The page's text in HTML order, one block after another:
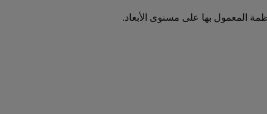
المعمول بها على مسنوى الأبعاد.